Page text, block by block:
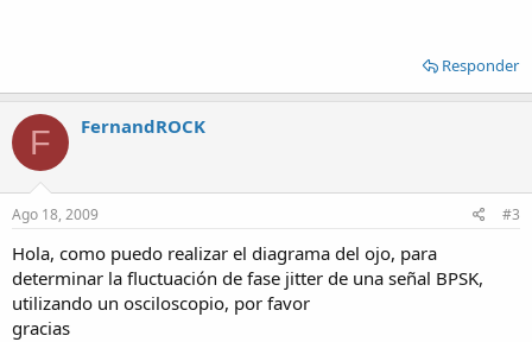
Responder
F FernandROCK
Ago 18, 2009 #3
Hola, como puedo realizar el diagrama del ojo, para
determinar la fluctuación de fase jitter de una señal BPSK,
utilizando un osciloscopio, por favor
gracias